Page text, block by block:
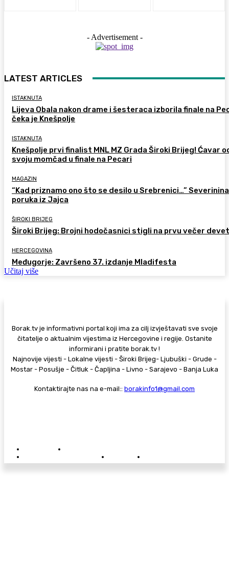
- Advertisement -
LATEST ARTICLES
ISTAKNUTA
Lijeva Obala nakon drame i šesteraca izborila finale na
čeka je Knešpolje
ISTAKNUTA
Knešpolje prvi finalist MNL MZ Grada Široki Brijeg! Ćavar
svoju momčad u finale na Pecari
MAGAZIN
“Kad priznamo ono što se desilo u Srebrenici…” Severinina
poruka iz Jajca
ŠIROKI BRIJEG
Široki Brijeg: Brojni hodočasnici stigli na prvu večer
HERCEGOVINA
Međugorje: Završeno 37. izdanje Mladifesta
Učitaj više
Borak.tv je informativni portal koji ima za cilj izvještavati sve svoje
čitatelje o aktualnim vijestima iz Hercegovine i regije. Ostanite
informirani i pratite borak.tv !
Najnovije vijesti - Lokalne vijesti - Široki Brijeg- Ljubuški - Grude -
Mostar - Posušje - Čitluk - Čapljina - Livno - Sarajevo - Banja Luka
Kontaktirajte nas na e-mail:: borakinfo1@gmail.com